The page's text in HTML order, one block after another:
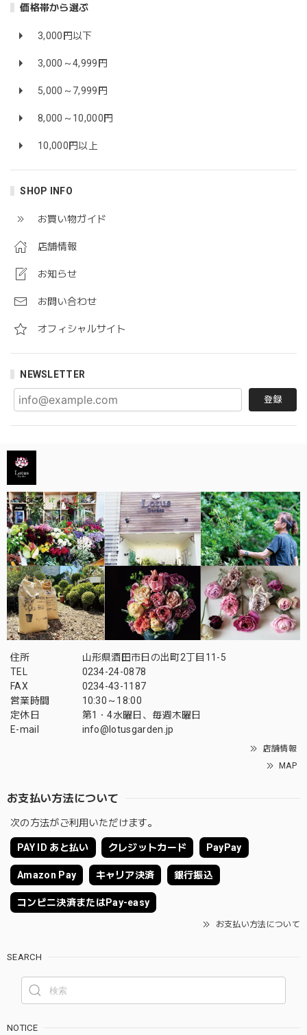
価格帯から選ぶ
3,000円以下
3,000～4,999円
5,000～7,999円
8,000～10,000円
10,000円以上
SHOP INFO
お買い物ガイド
店舗情報
お知らせ
お問い合わせ
オフィシャルサイト
NEWSLETTER
登録
住所
山形県酒田市日の出町2丁目11-5
TEL
0234-24-0878
FAX
0234-43-1187
営業時間
10:30～18:00
定休日
第1・4水曜日、毎週木曜日
E-mail
info@lotusgarden.jp
店舗情報
MAP
お支払い方法について
次の方法がご利用いただけます。
PAY ID あと払い クレジットカード PayPay
Amazon Pay キャリア決済 銀行振込
コンビニ決済またはPay-easy
お支払い方法について
SEARCH
NOTICE